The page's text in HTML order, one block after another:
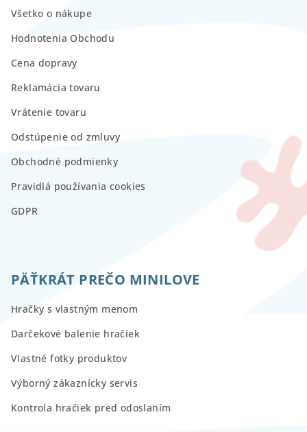
Všetko o nákupe
Hodnotenia Obchodu
Cena dopravy
Reklamácia tovaru
Vrátenie tovaru
Odstúpenie od zmluvy
Obchodné podmienky
Pravidlá používania cookies
GDPR
PÄŤKRÁT PREČO MINILOVE
Hračky s vlastným menom
Darčekové balenie hračiek
Vlastné fotky produktov
Výborný zákaznícky servis
Kontrola hračiek pred odoslaním